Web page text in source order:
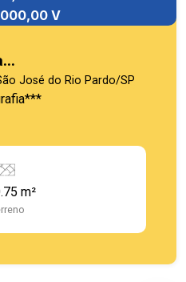
V
José do Rio Pardo/SP
m²